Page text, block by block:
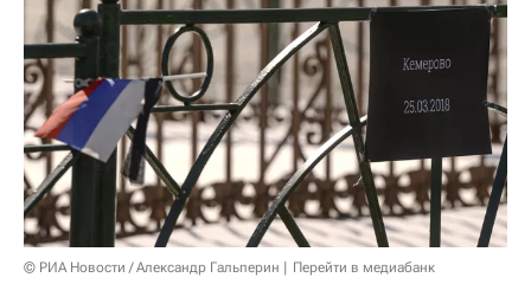
© РИА Новости / Александр Гальперин Перейти в медиабанк